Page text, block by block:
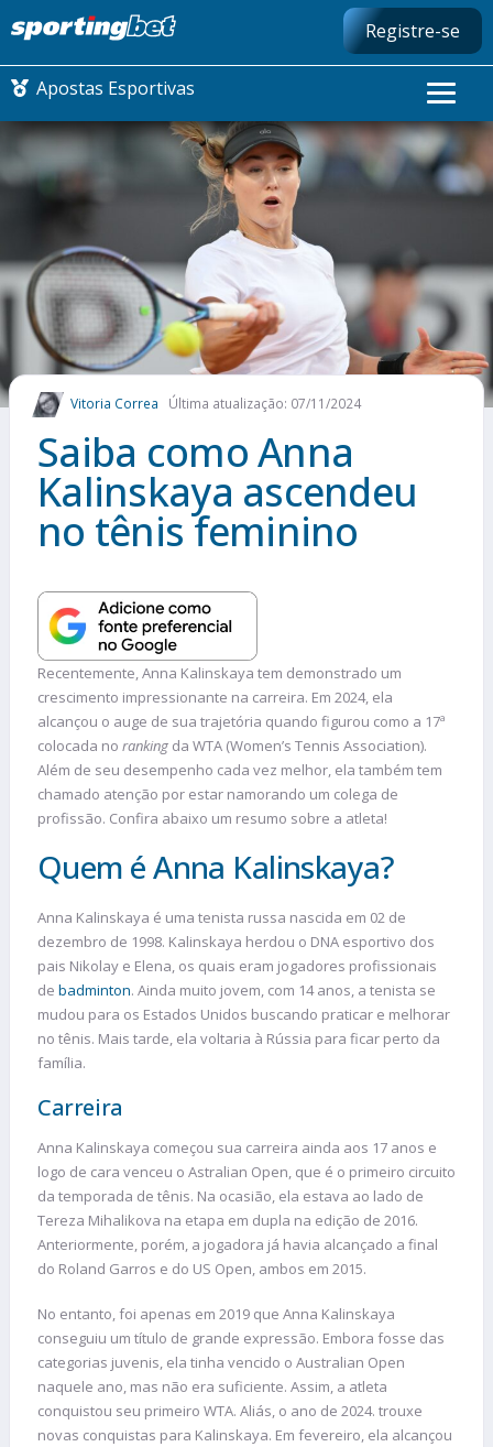
Registre-se
Apostas Esportivas
CONMEBOL LIBERTADORES
FUTEBOL NACIONAL
FUTEBOL INTERNACIONAL
COMO APOSTAR
MAIS ESPORTES
Vitoria Correa Última atualização: 07/11/2024
Saiba como Anna
Kalinskaya ascendeu
no tênis feminino
Recentemente, Anna Kalinskaya tem demonstrado um
crescimento impressionante na carreira. Em 2024, ela
alcançou o auge de sua trajetória quando figurou como a 17ª
colocada no ranking da WTA (Women’s Tennis Association).
Além de seu desempenho cada vez melhor, ela também tem
chamado atenção por estar namorando um colega de
profissão. Confira abaixo um resumo sobre a atleta!
Quem é Anna Kalinskaya?
Anna Kalinskaya é uma tenista russa nascida em 02 de
dezembro de 1998. Kalinskaya herdou o DNA esportivo dos
pais Nikolay e Elena, os quais eram jogadores profissionais
de badminton. Ainda muito jovem, com 14 anos, a tenista se
mudou para os Estados Unidos buscando praticar e melhorar
no tênis. Mais tarde, ela voltaria à Rússia para ficar perto da
família.
Carreira
Anna Kalinskaya começou sua carreira ainda aos 17 anos e
logo de cara venceu o Astralian Open, que é o primeiro circuito
da temporada de tênis. Na ocasião, ela estava ao lado de
Tereza Mihalikova na etapa em dupla na edição de 2016.
Anteriormente, porém, a jogadora já havia alcançado a final
do Roland Garros e do US Open, ambos em 2015.
No entanto, foi apenas em 2019 que Anna Kalinskaya
conseguiu um título de grande expressão. Embora fosse das
categorias juvenis, ela tinha vencido o Australian Open
naquele ano, mas não era suficiente. Assim, a atleta
conquistou seu primeiro WTA. Aliás, o ano de 2024. trouxe
novas conquistas para Kalinskaya. Em fevereiro, ela alcançou